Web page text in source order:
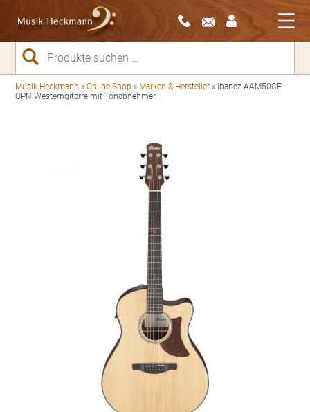
Suchen
nach:
Musik Heckmann »Online Shop » Marken & Hersteller » Ibanez AAM50CE-
OPN Westerngitarre mit Tonabnehmer